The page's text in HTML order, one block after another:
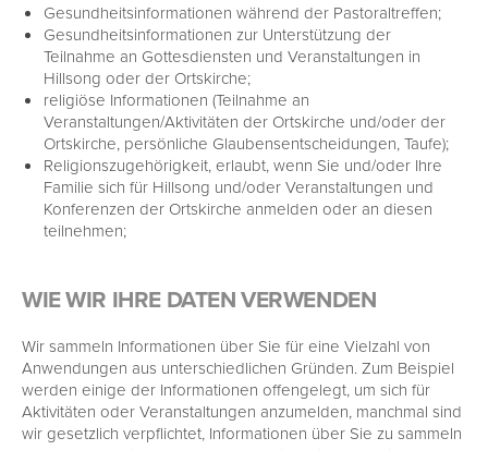
Gesundheitsinformationen während der Pastoraltreffen;
Gesundheitsinformationen zur Unterstützung der
Teilnahme an Gottesdiensten und Veranstaltungen in
Hillsong oder der Ortskirche;
religiöse Informationen (Teilnahme an
Veranstaltungen/Aktivitäten der Ortskirche und/oder der
Ortskirche, persönliche Glaubensentscheidungen, Taufe);
Religionszugehörigkeit, erlaubt, wenn Sie und/oder Ihre
Familie sich für Hillsong und/oder Veranstaltungen und
Konferenzen der Ortskirche anmelden oder an diesen
teilnehmen;
WIE WIR IHRE DATEN VERWENDEN
Wir sammeln Informationen über Sie für eine Vielzahl von
Anwendungen aus unterschiedlichen Gründen. Zum Beispiel
werden einige der Informationen offengelegt, um sich für
Aktivitäten oder Veranstaltungen anzumelden, manchmal sind
wir gesetzlich verpflichtet, Informationen über Sie zu sammeln